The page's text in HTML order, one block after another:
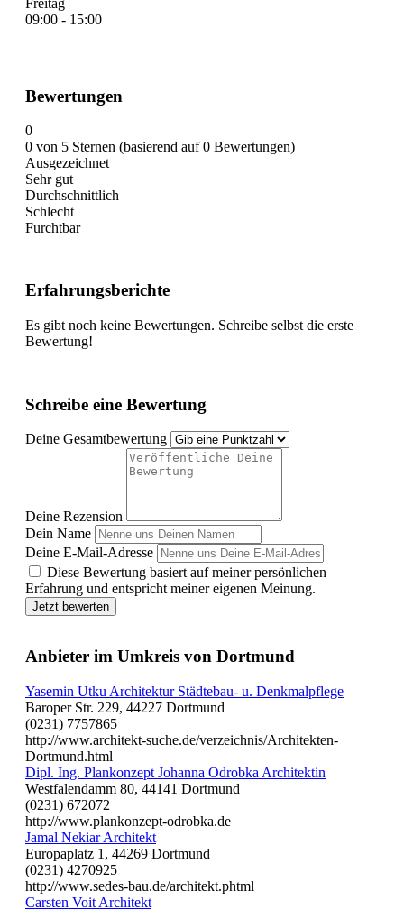
Freitag
09:00 - 15:00
Bewertungen
0
0 von 5 Sternen (basierend auf 0 Bewertungen)
Ausgezeichnet
Sehr gut
Durchschnittlich
Schlecht
Furchtbar
Erfahrungsberichte
Es gibt noch keine Bewertungen. Schreibe selbst die erste
Bewertung!
Schreibe eine Bewertung
Deine Gesamtbewertung
Deine Rezension
Dein Name
Deine E-Mail-Adresse
Diese Bewertung basiert auf meiner persönlichen
Erfahrung und entspricht meiner eigenen Meinung.
Jetzt bewerten
Anbieter im Umkreis von Dortmund
Yasemin Utku Architektur Städtebau- u. Denkmalpflege
Baroper Str. 229, 44227 Dortmund
(0231) 7757865
http://www.architekt-suche.de/verzeichnis/Architekten-
Dortmund.html
Dipl. Ing. Plankonzept Johanna Odrobka Architektin
Westfalendamm 80, 44141 Dortmund
(0231) 672072
http://www.plankonzept-odrobka.de
Jamal Nekiar Architekt
Europaplatz 1, 44269 Dortmund
(0231) 4270925
http://www.sedes-bau.de/architekt.phtml
Carsten Voit Architekt